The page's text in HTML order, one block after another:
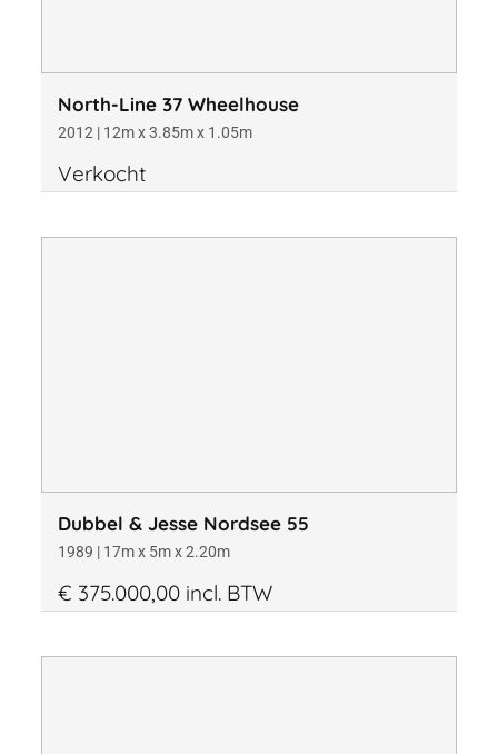
North-Line 37 Wheelhouse
2012 | 12m x 3.85m x 1.05m
Verkocht
Dubbel & Jesse Nordsee 55
1989 | 17m x 5m x 2.20m
€ 375.000,00 incl. BTW